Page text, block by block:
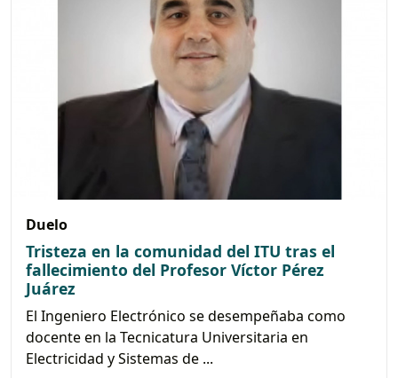
Duelo
Tristeza en la comunidad del ITU tras el
fallecimiento del Profesor Víctor Pérez
Juárez
El Ingeniero Electrónico se desempeñaba como
docente en la Tecnicatura Universitaria en
Electricidad y Sistemas de ...